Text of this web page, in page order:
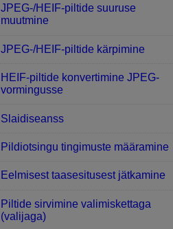
JPEG-/HEIF-piltide suuruse
muutmine
JPEG-/HEIF-piltide kärpimine
HEIF-piltide konvertimine JPEG-
vormingusse
Slaidiseanss
Pildiotsingu tingimuste määramine
Eelmisest taasesitusest jätkamine
Piltide sirvimine valimiskettaga
(valijaga)